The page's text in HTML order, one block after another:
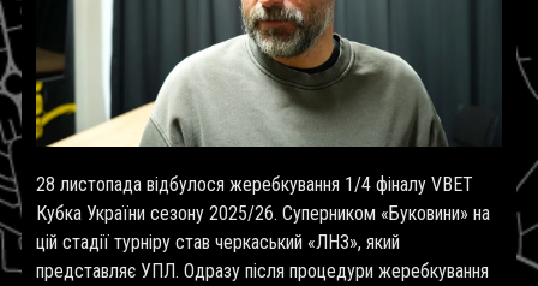
28 листопада відбулося жеребкування 1/4 фіналу VBET
Кубка України сезону 2025/26. Суперником «Буковини» на
цій стадії турніру став черкаський «ЛНЗ», який
представляє УПЛ. Одразу після процедури жеребкування